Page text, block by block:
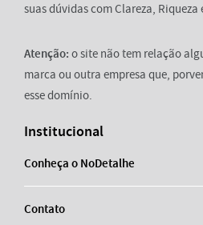
suas dúvidas com Clareza, Riqueza
Atenção: o site não tem relação
marca ou outra empresa que,
esse domínio.
Institucional
Conheça o NoDetalhe
Contato